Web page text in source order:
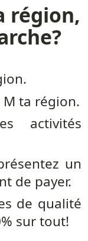
région,
ta région.
activités
un
de payer.
de qualité
sur tout!